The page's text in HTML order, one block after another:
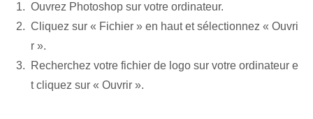
Ouvrez Photoshop sur votre ordinateur.
Cliquez sur « Fichier » en haut⁢ et sélectionnez « Ouvri
r ».
Recherchez votre fichier de logo sur votre ordinateur e
t cliquez sur « Ouvrir ».